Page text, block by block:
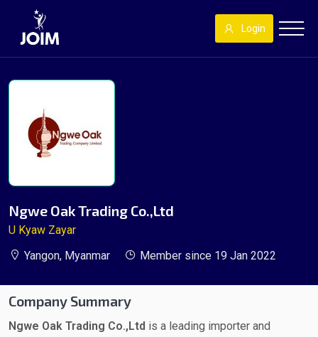
Login
Ngwe Oak Trading Co.,Ltd
U Kyaw Zayar
Yangon, Myanmar
Member since 19 Jan 2022
Company Summary
Ngwe Oak Trading Co.,Ltd is a leading importer and